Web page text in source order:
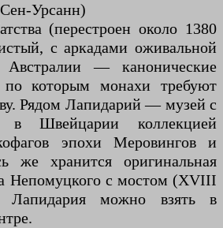
Урсанн)
(перестроен около 1380
с аркадами оживальной
— канонические
по которым монахи требуют
Рядом Лапидарий — музей с
в Швейцарии коллекцией
эпохи Меровингов и
же хранится оригинальная
Непомуцкого с мостом (XVIII
можно взять в